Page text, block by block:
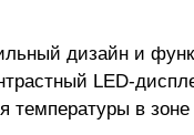
дизайн и
LED-
температуры в зоне